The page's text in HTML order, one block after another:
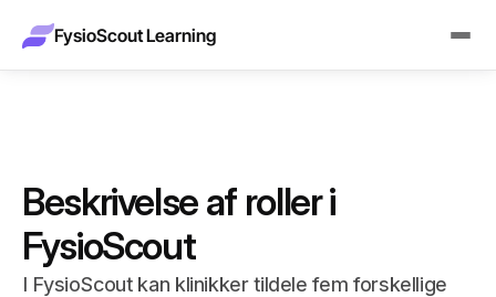
FysioScout Learning
Beskrivelse af roller i
FysioScout
I FysioScout kan klinikker tildele fem forskellige